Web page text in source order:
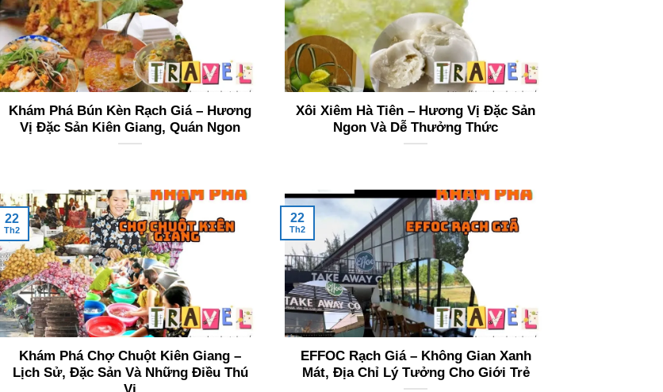
Khám Phá Bún Kèn Rạch Giá – Hương
Vị Đặc Sản Kiên Giang, Quán Ngon
Xôi Xiêm Hà Tiên – Hương Vị Đặc Sản
Ngon Và Dễ Thưởng Thức
Khám Phá Chợ Chuột Kiên Giang –
Lịch Sử, Đặc Sản Và Những Điều Thú
22
Th2
EFFOC Rạch Giá – Không Gian Xanh
Mát, Địa Chỉ Lý Tưởng Cho Giới Trẻ
22
Th2